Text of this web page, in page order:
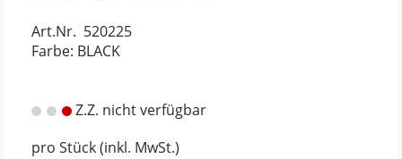
Art.Nr. 520225
Farbe: BLACK
Z.Z. nicht verfügbar
pro Stück (inkl. MwSt.)